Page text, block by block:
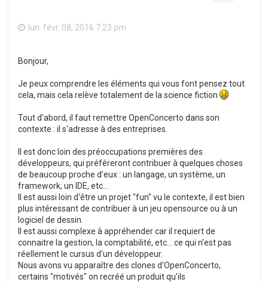
lun. févr. 08, 2016 7:23 pm
Bonjour,
Je peux comprendre les éléments qui vous font pensez tout
cela, mais cela relève totalement de la science fiction
Tout d'abord, il faut remettre OpenConcerto dans son
contexte : il s'adresse à des entreprises.
Il est donc loin des préoccupations premières des
développeurs, qui préféreront contribuer à quelques choses
de beaucoup proche d'eux : un langage, un système, un
framework, un IDE, etc...
Il est aussi loin d'être un projet "fun" vu le contexte, il est bien
plus intéressant de contribuer à un jeu opensource ou à un
logiciel de dessin.
Il est aussi complexe à appréhender car il requiert de
connaitre la gestion, la comptabilité, etc... ce qui n'est pas
réellement le cursus d'un développeur.
Nous avons vu apparaître des clones d'OpenConcerto,
certains "motivés" on recréé un produit qu'ils